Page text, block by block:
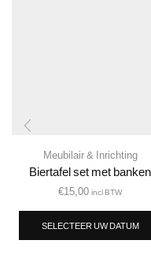
Meubilair & Inrichting
Biertafel set met banken
€15,00 incl BTW
SELECTEER UW DATUM